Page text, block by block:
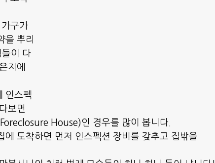
구가
을 뿌리
이 다
지에
인스펙
보면
House)인 경우를 많이 봅니다.
도착하면 먼저 인스펙션 장비를 갖추고 집밖을